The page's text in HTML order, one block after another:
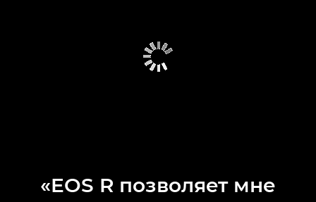
«EOS R позволяет мне